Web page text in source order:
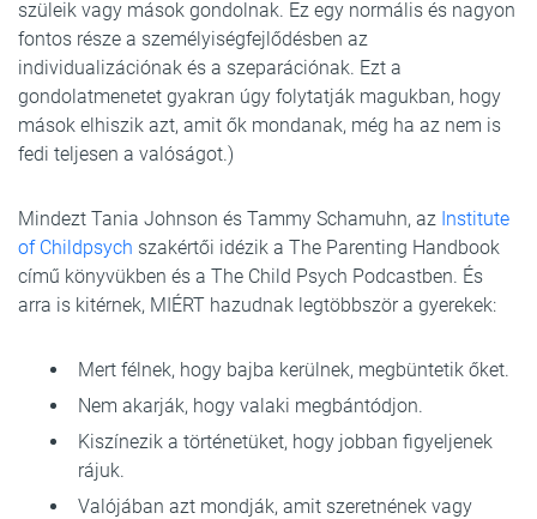
szüleik vagy mások gondolnak. Ez egy normális és nagyon
fontos része a személyiségfejlődésben az
individualizációnak és a szeparációnak. Ezt a
gondolatmenetet gyakran úgy folytatják magukban, hogy
mások elhiszik azt, amit ők mondanak, még ha az nem is
fedi teljesen a valóságot.)
Mindezt Tania Johnson és Tammy Schamuhn, az Institute
of Childpsych szakértői idézik a The Parenting Handbook
című könyvükben és a The Child Psych Podcastben. És
arra is kitérnek, MIÉRT hazudnak legtöbbször a gyerekek:
Mert félnek, hogy bajba kerülnek, megbüntetik őket.
Nem akarják, hogy valaki megbántódjon.
Kiszínezik a történetüket, hogy jobban figyeljenek
rájuk.
Valójában azt mondják, amit szeretnének vagy